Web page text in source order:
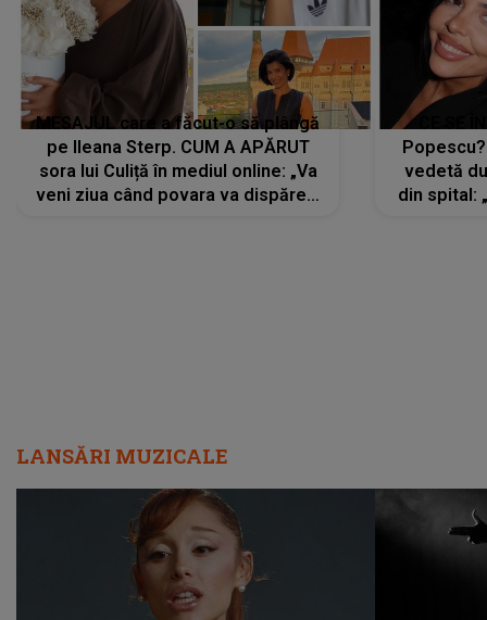
MESAJUL care a făcut-o să plângă
pe Ileana Sterp. CUM A APĂRUT
sora lui Culiță în mediul online: „Va
veni ziua când povara va dispărea,
vedetă
din spital:
LANSĂRI MUZICALE